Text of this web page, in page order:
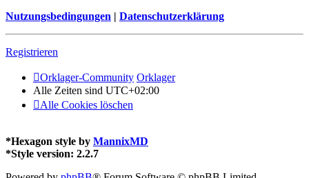
Nutzungsbedingungen | Datenschutzerklärung
Registrieren
Orklager-Community Orklager
Alle Zeiten sind UTC+02:00
Alle Cookies löschen
*Hexagon style by MannixMD
*Style version: 2.2.7